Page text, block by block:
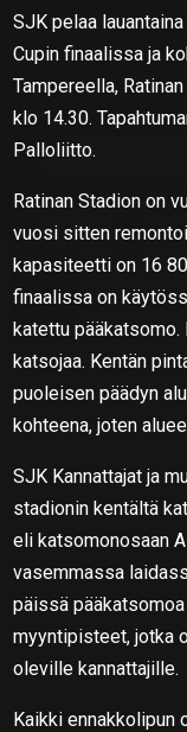
SJK pelaa
Cupin finaalissa ja
Tampereella,
klo 14.30.
Palloliitto.
Ratinan Stadion on
vuosi sitten
kapasiteetti on 16
finaalissa on
katettu
katsojaa. Kentän
puoleisen päädyn
kohteena, joten
SJK Kannattajat ja
stadionin kentältä
eli katsomonosaan
vasemmassa
päissä
myyntipisteet, jotka
oleville kannattajille.
Kaikki ennakkolipun